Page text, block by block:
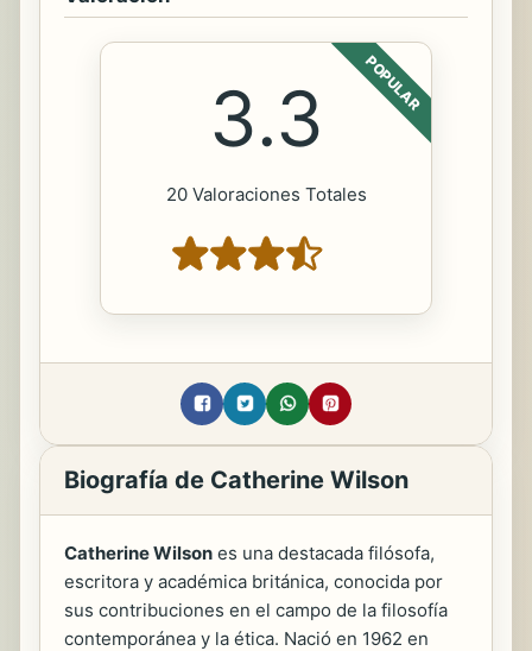
POPULAR
3.3
20 Valoraciones Totales
Biografía de Catherine Wilson
Catherine Wilson es una destacada filósofa,
escritora y académica británica, conocida por
sus contribuciones en el campo de la filosofía
contemporánea y la ética. Nació en 1962 en